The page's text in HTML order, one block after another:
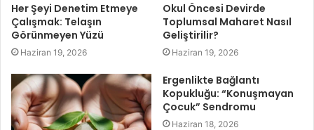
Her Şeyi Denetim Etmeye
Çalışmak: Telaşın
Görünmeyen Yüzü
Haziran 19, 2026
Okul Öncesi Devirde
Toplumsal Maharet Nasıl
Geliştirilir?
Haziran 19, 2026
Ergenlikte Bağlantı
Kopukluğu: “Konuşmayan
Çocuk” Sendromu
Haziran 18, 2026